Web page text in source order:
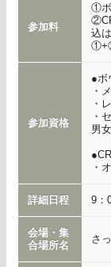
参加料
①ボ
込
参加資格
●ボ
・
・
・
男
・
詳細日程 9
会場・集
合場所名
さ